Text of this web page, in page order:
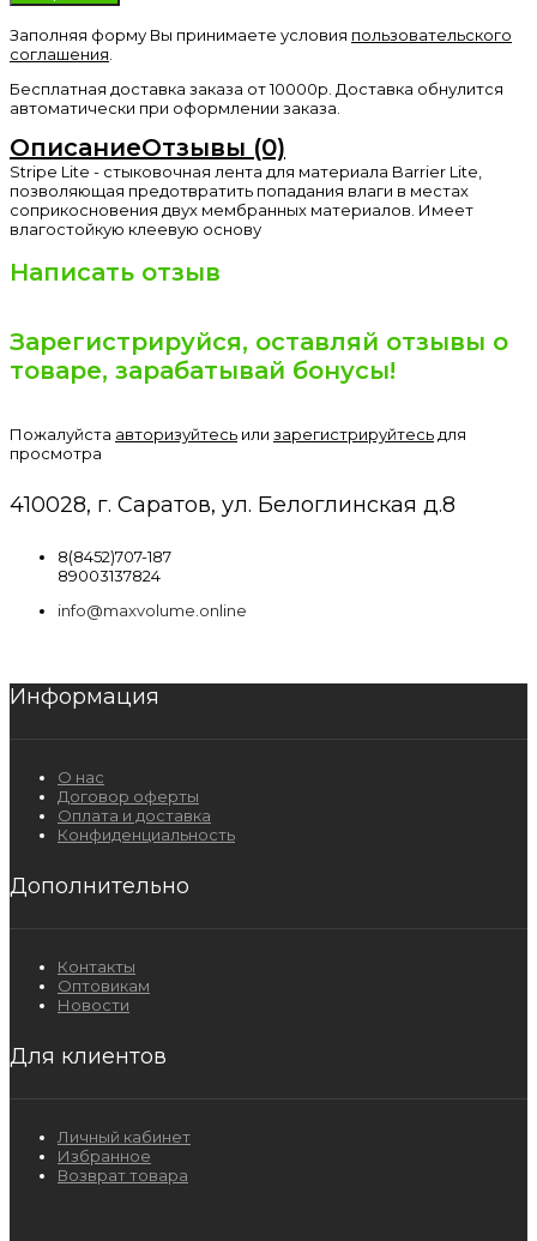
Заполняя форму Вы принимаете условия пользовательского
соглашения
Бесплатная доставка заказа от 10000р. Доставка обнулится
автоматически при оформлении заказа.
ОписаниеОтзывы (0)
Stripe Lite - стыковочная лента для материала Barrier Lite,
позволяющая предотвратить попадания влаги в местах
соприкосновения двух мембранных материалов. Имеет
влагостойкую клеевую основу
Написать отзыв
Зарегистрируйся, оставляй отзывы о
товаре, зарабатывай бонусы!
Пожалуйста авторизуйтесь или зарегистрируйтесь для
просмотра
410028, г. Саратов, ул. Белоглинская д.8
8(8452)707-187
89003137824
info@maxvolume.online
Информация
О нас
Договор оферты
Оплата и доставка
Конфиденциальность
Дополнительно
Контакты
Оптовикам
Новости
Для клиентов
Личный кабинет
Избранное
Возврат товара